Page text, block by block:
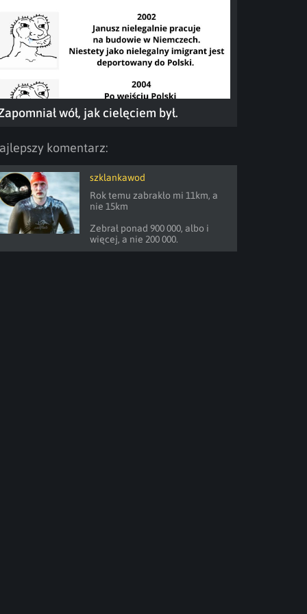
wół, jak cielęciem był.
komentarz:
szklankawod
Rok temu zabrakło mi 11km, a
nie 15km
Zebrał ponad 900 000, albo i
więcej, a nie 200 000.